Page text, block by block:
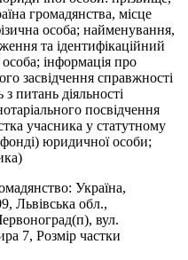
громадянства, місце
особа; найменування,
та ідентифікаційний
інформація про
засвідчення справжності
питань діяльності
посвідчення
учасника у статутному
юридичної особи;
Україна,
Львівська обл.,
вул.
7, Розмір частки